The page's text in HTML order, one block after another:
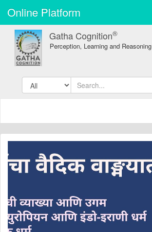
Online Platform
Gatha Cognition®
Perception, Learning and Reasoning